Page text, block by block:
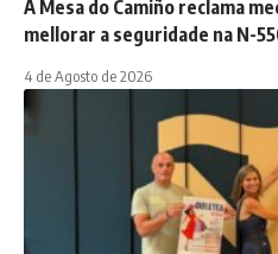
A Mesa do Camiño reclama
mellorar a seguridade na N-
4 de Agosto de 2026